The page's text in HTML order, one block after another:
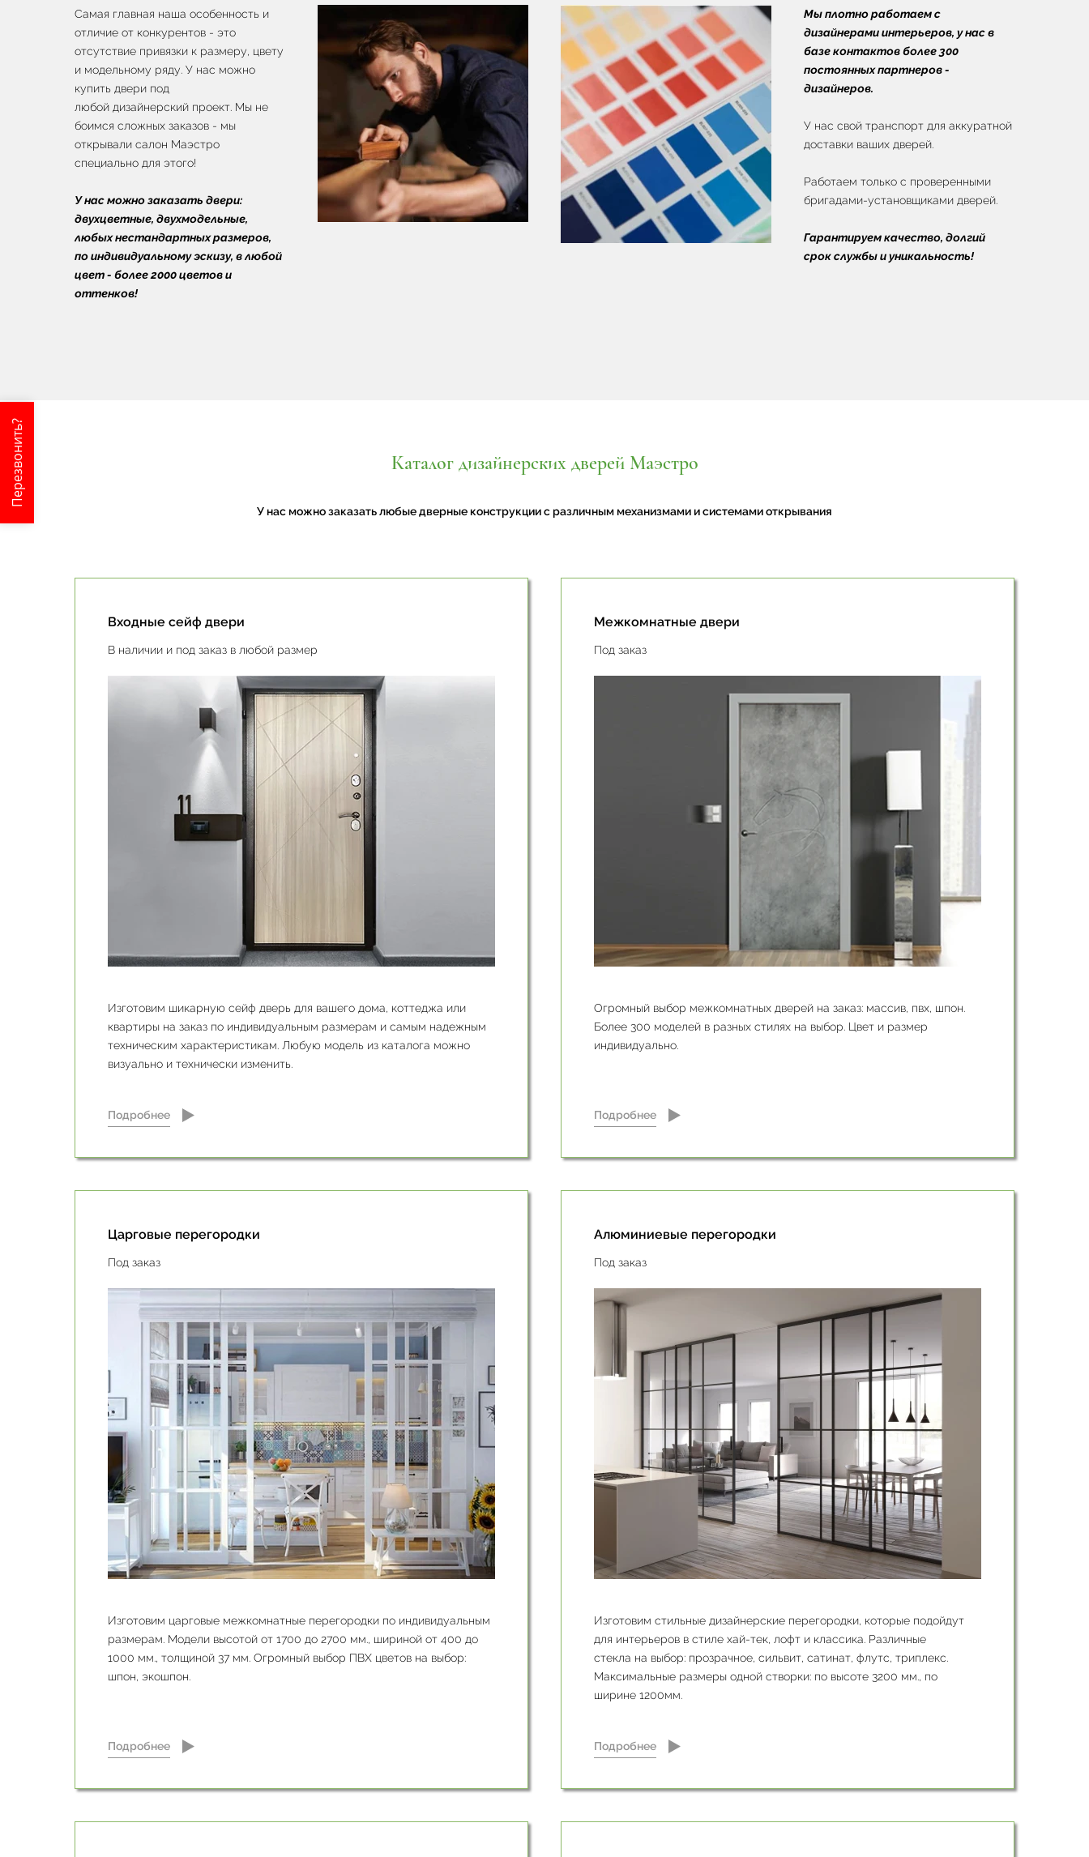
Самая главная наша особенность и
отличие от конкурентов - это
отсутствие привязки к размеру, цвету
и модельному ряду. У нас можно
купить двери под
любой дизайнерский проект. Мы не
боимся сложных заказов - мы
открывали салон Маэстро
специально для этого!
У нас можно заказать двери:
двухцветные, двухмодельные,
любых нестандартных размеров,
по индивидуальному эскизу, в любой
цвет - более 2000 цветов и
оттенков!
Мы плотно работаем с
дизайнерами интерьеров, у нас в
базе контактов более 300
постоянных партнеров -
дизайнеров.
У нас свой транспорт для аккуратной
доставки ваших дверей.
Работаем только с проверенными
бригадами-установщиками дверей.
Гарантируем качество, долгий
срок службы и уникальность!
Каталог дизайнерских дверей Маэстро
У нас можно заказать любые дверные конструкции с различным механизмами и системами открывания
Входные сейф двери
В наличии и под заказ в любой размер
Изготовим шикарную сейф дверь для вашего дома, коттеджа или
квартиры на заказ по индивидуальным размерам и самым надежным
техническим характеристикам. Любую модель из каталога можно
визуально и технически изменить.
Подробнее
Межкомнатные двери
Под заказ
Огромный выбор межкомнатных дверей на заказ: массив, пвх, шпон.
Более 300 моделей в разных стилях на выбор. Цвет и размер
индивидуально.
Подробнее
Царговые перегородки
Под заказ
Изготовим царговые межкомнатные перегородки по индивидуальным
размерам. Модели высотой от 1700 до 2700 мм., шириной от 400 до
1000 мм., толщиной 37 мм. Огромный выбор ПВХ цветов на выбор:
шпон, экошпон.
Подробнее
Алюминиевые перегородки
Под заказ
Изготовим стильные дизайнерские перегородки, которые подойдут
для интерьеров в стиле хай-тек, лофт и классика. Различные
стекла на выбор: прозрачное, сильвит, сатинат, флутс, триплекс.
Максимальные размеры одной створки: по высоте 3200 мм., по
ширине 1200мм.
Подробнее
Перезвонить?